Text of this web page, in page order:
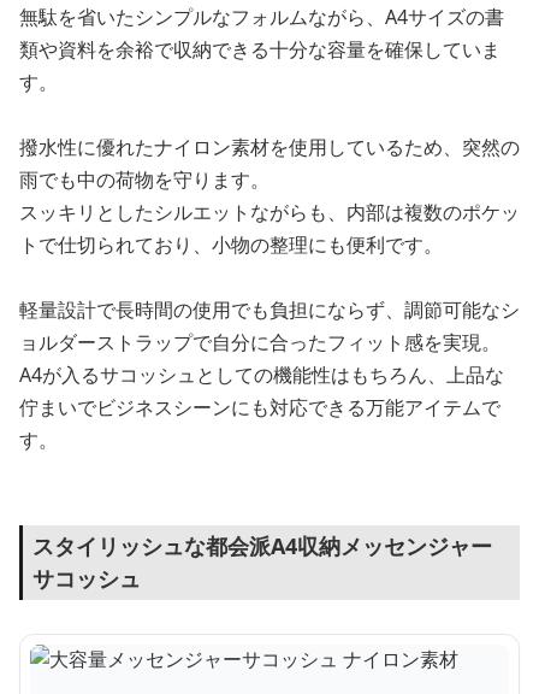
無駄を省いたシンプルなフォルムながら、A4サイズの書
類や資料を余裕で収納できる十分な容量を確保していま
す。
撥水性に優れたナイロン素材を使用しているため、突然の
雨でも中の荷物を守ります。
スッキリとしたシルエットながらも、内部は複数のポケッ
トで仕切られており、小物の整理にも便利です。
軽量設計で長時間の使用でも負担にならず、調節可能なシ
ョルダーストラップで自分に合ったフィット感を実現。
A4が入るサコッシュとしての機能性はもちろん、上品な
佇まいでビジネスシーンにも対応できる万能アイテムで
す。
スタイリッシュな都会派A4収納メッセンジャー
サコッシュ